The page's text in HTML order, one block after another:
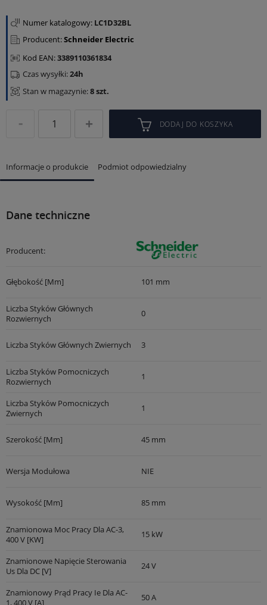
Numer katalogowy: LC1D32BL
Producent:Schneider Electric
Kod EAN:3389110361834
Stan w magazynie:8 szt.
Czas wysyłki:24h
DODAJ DO KOSZYKA
Informacje o produkcie Podmiot odpowiedzialny
Dane techniczne
Producent:
Głębokość [mm] 101 mm
Liczba Styków Głównych
Rozwiernych
0
Liczba Styków Głównych Zwiernych 3
Liczba Styków Pomocniczych
Rozwiernych
1
Liczba Styków Pomocniczych
Zwiernych
1
Szerokość [mm] 45 mm
Wersja Modułowa NIE
Wysokość [mm] 85 mm
Znamionowa Moc Pracy Dla AC-3,
400 V [kW]
15 kW
Znamionowe Napięcie Sterowania
Us Dla DC [V]
24 V
Znamionowy Prąd Pracy Ie Dla AC-
1, 400 V [A]
50 A